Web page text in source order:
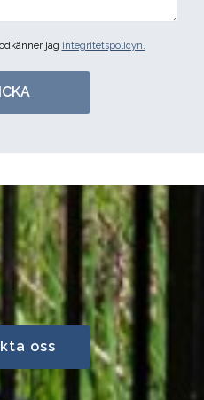
jag integritetspolicyn.
oss